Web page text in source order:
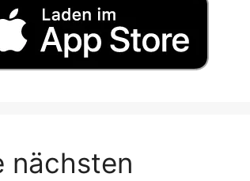
nächsten